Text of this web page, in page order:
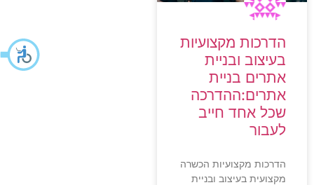
הדרכות מקצועיות
בעיצוב ובניית
אתרים בניית
אתרים:ההדרכה
שכל אחד חייב
לעבור
הדרכות מקצועיות הכשרה
מקצועית בעיצוב ובניית